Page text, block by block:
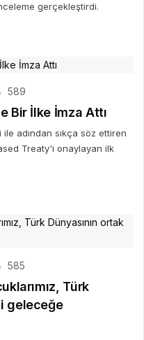
gerçekleştirdi.
589
Bir İlke İmza Attı
adından sıkça söz ettiren
Treaty'i onaylayan ilk
585
Türk
geleceğe